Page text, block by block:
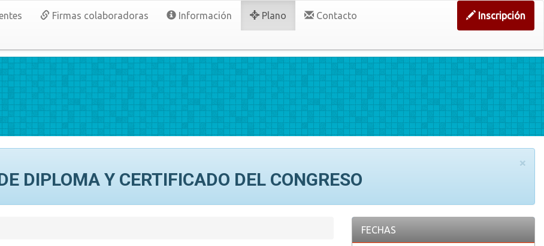
Firmas colaboradoras Información Plano Contacto Inscripción
×
DIPLOMA Y CERTIFICADO DEL CONGRESO
FECHAS